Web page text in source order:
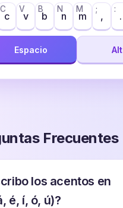
c
C
v
V
b
B
n
N
m
M
,
;
.
:
Espacio Alt
Frecuentes
los acentos en
é, í, ó, ú)?